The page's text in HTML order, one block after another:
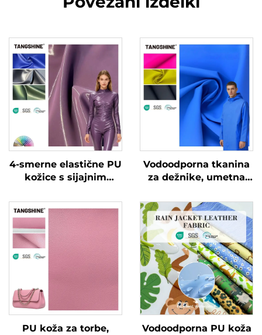
4-smerne elastične PU
kožice s sijajnim
Vodoodporna tkanina
za dežnike, umetna
PU koža za torbe,
Vodoodporna PU koža